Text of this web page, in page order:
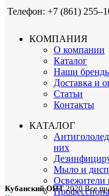
Телефон: +7 (861)
КОМПАНИЯ
О компании
Каталог
Наши
Доставка и
Статьи
Контакты
КАТАЛОГ
них
Мыло и
Освежители
Кубанский-ОПТ 2020 Все